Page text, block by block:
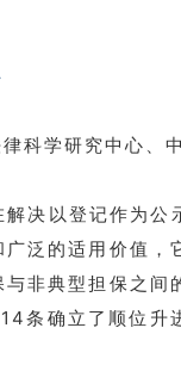
律科学研究中心、
决以登记作为
泛的适用价值
非典型担保之
条确立了顺位